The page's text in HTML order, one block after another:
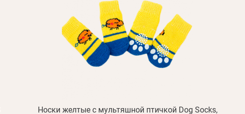
Носки желтые с мультяшной птичкой Dog Socks,